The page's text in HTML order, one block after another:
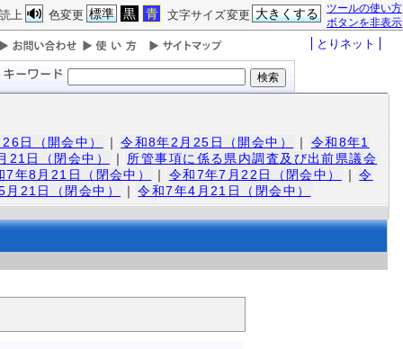
ツールの使い方
ボタンを非表示
文字サイズ変更 大きくする
色変更 標準 黒 青
読上
とりネット
日（開会中） ｜ 令和8年2月25日（開会中） ｜
令和8年1
21日（閉会中） ｜
所管事項に係る県内調査及び出前県議会
7年8月21日（閉会中） ｜ 令和7年7月22日（閉会中） ｜ 令
月21日（閉会中） ｜ 令和7年4月21日（閉会中）